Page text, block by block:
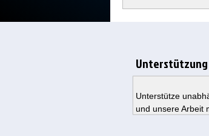
Unterstütze
und unsere Arbeit
Unterstützung